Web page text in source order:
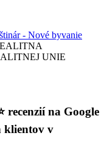
recenzií na Google
klientov v